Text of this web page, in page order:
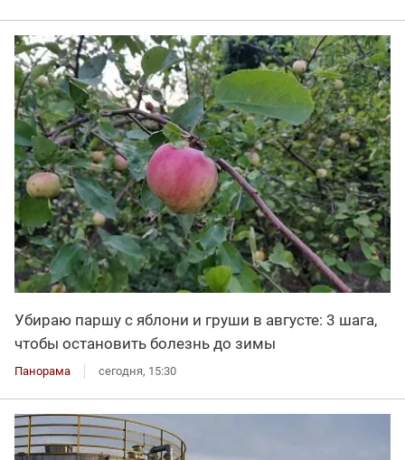
Убираю паршу с яблони и груши в августе: 3 шага,
чтобы остановить болезнь до зимы
Панорама сегодня, 15:30